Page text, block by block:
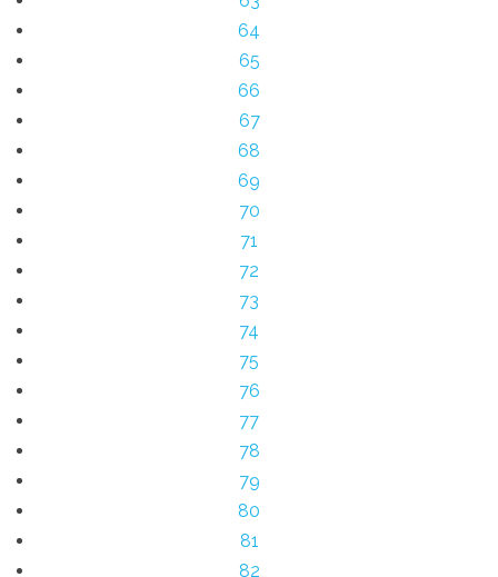
64
65
66
67
68
69
70
71
72
73
74
75
76
77
78
79
80
81
82